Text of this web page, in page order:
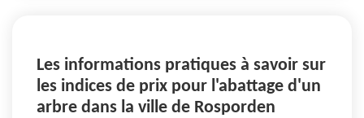
Les informations pratiques à savoir sur
les indices de prix pour l'abattage d'un
arbre dans la ville de Rosporden